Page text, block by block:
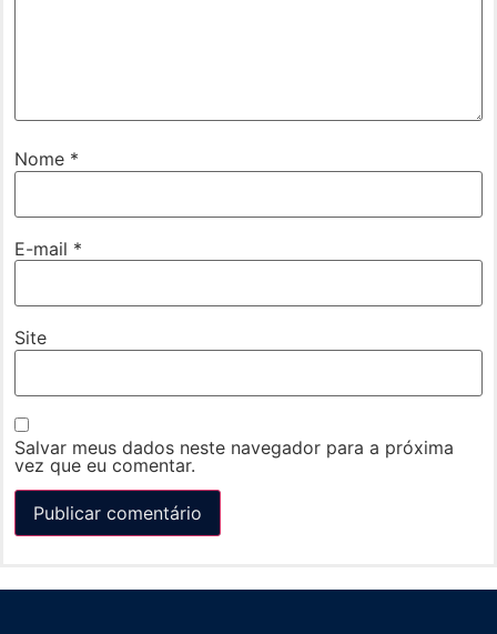
Nome *
E-mail *
Site
Salvar meus dados neste navegador para a próxima
vez que eu comentar.